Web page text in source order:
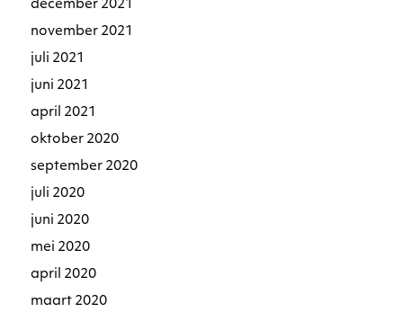
december 2021
november 2021
juli 2021
juni 2021
april 2021
oktober 2020
september 2020
juli 2020
juni 2020
mei 2020
april 2020
maart 2020